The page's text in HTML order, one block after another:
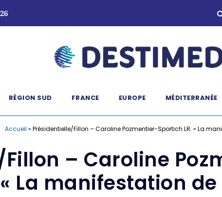
RÉGION SUD FRANCE EUROPE MÉDITERRANÉE
Accueil » Présidentielle/Fillon – Caroline Pozmentier-Sportich LR: « La
– Caroline
« La manifestation de